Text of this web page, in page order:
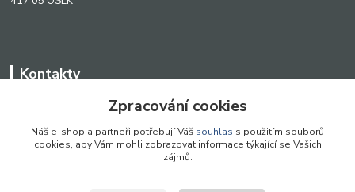
Kontakty
+420 776 242 909
Zpracování cookies
Náš e-shop a partneři potřebují Váš souhlas s použitím souborů
cookies, aby Vám mohli zobrazovat informace týkající se Vašich
zájmů.